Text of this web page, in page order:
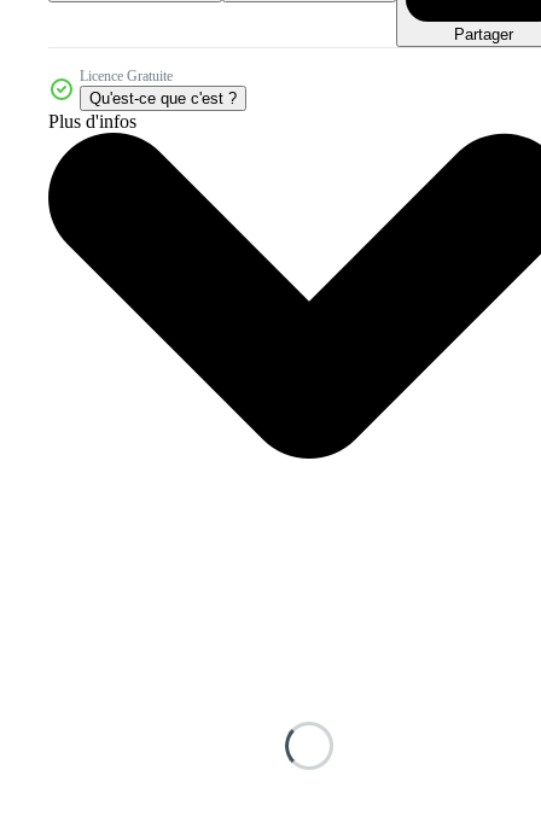
Partager
Licence Gratuite
Qu'est-ce que c'est ?
Plus d'infos